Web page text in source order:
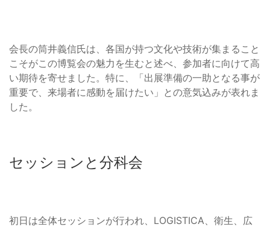
会長の筒井義信氏は、各国が持つ文化や技術が集まること
こそがこの博覧会の魅力を生むと述べ、参加者に向けて高
い期待を寄せました。特に、「出展準備の一助となる事が
重要で、来場者に感動を届けたい」との意気込みが表れま
した。
セッションと分科会
初日は全体セッションが行われ、LOGISTICA、衛生、広